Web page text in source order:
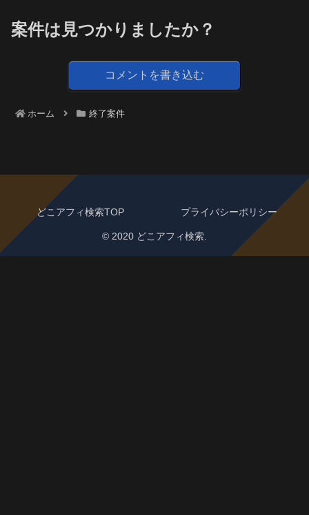
案件は見つかりましたか？
コメントを書き込む
ホーム 終了案件
どこアフィ検索TOP プライバシーポリシー
© 2020 どこアフィ検索.